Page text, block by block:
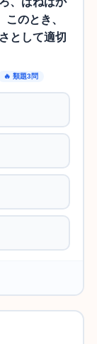
のとき、
として適切
🔥 類題3問